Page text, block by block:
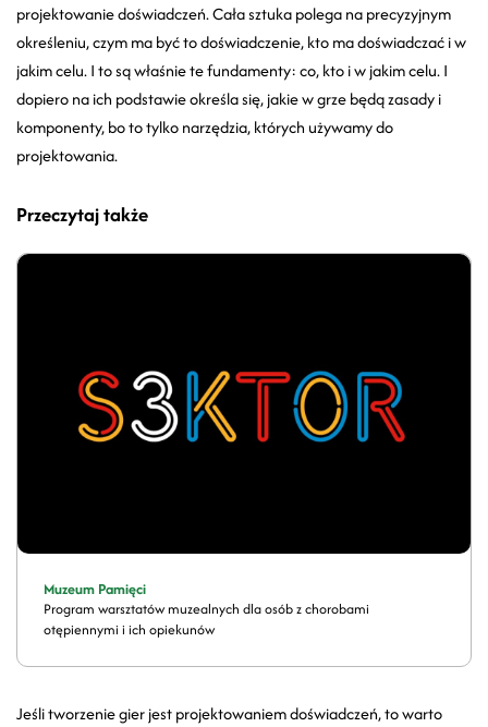
projektowanie doświadczeń. Cała sztuka polega na precyzyjnym
określeniu, czym ma być to doświadczenie, kto ma doświadczać i w
jakim celu. I to są właśnie te fundamenty: co, kto i w jakim celu. I
dopiero na ich podstawie określa się, jakie w grze będą zasady i
komponenty, bo to tylko narzędzia, których używamy do
projektowania.
Przeczytaj także
Muzeum Pamięci
Program warsztatów muzealnych dla osób z chorobami
otępiennymi i ich opiekunów
Jeśli tworzenie gier jest projektowaniem doświadczeń, to warto